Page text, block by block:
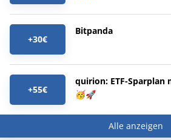
+30€
Bitpanda
+55€
quirion: ETF-Sparplan
🥳🚀
Alle anzeigen